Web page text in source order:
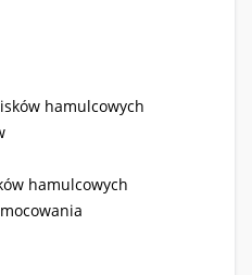
hamulcowych
hamulcowych